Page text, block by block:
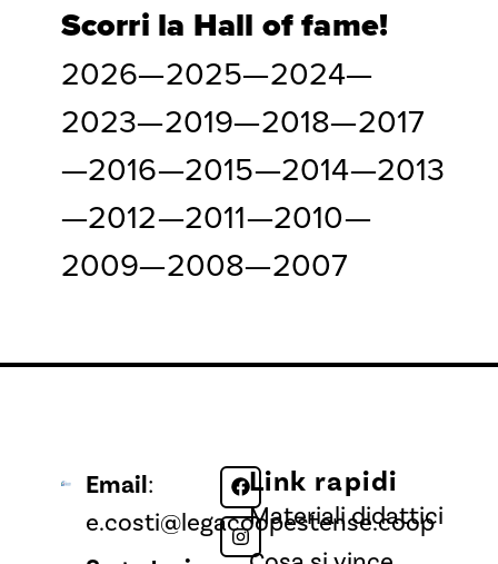
Scorri la Hall of fame!
2026—2025—2024—
2023—2019—2018—2017
—2016—2015—2014—2013
—2012—2011—2010—
2009—2008—2007
Email:
e.costi@legacoopestense.coop
Link rapidi
Materiali didattici